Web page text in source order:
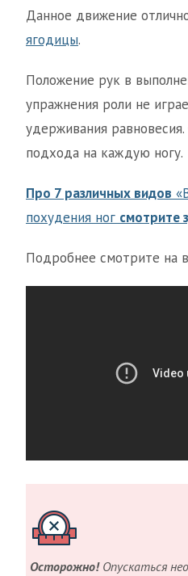
Данное движение
ягодицы.
Положение рук в
упражнения роли не
удерживания
подхода на каждую ногу.
Про 7 различных видов
похудения ног смотрите
Подробнее смотрите на
Осторожно!Опускаться